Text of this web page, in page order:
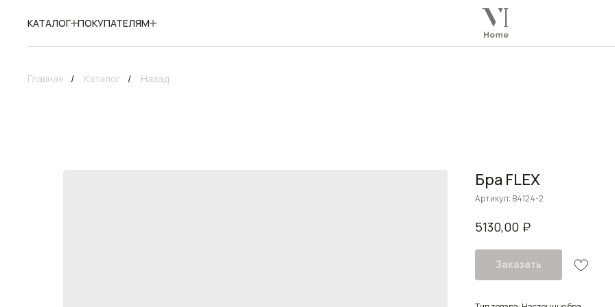
КАТАЛОГ ПОКУПАТЕЛЯМ
Главная / Каталог / Назад
Бра FLEX
Артикул: B4124-2
5130,00 ₽
Заказать